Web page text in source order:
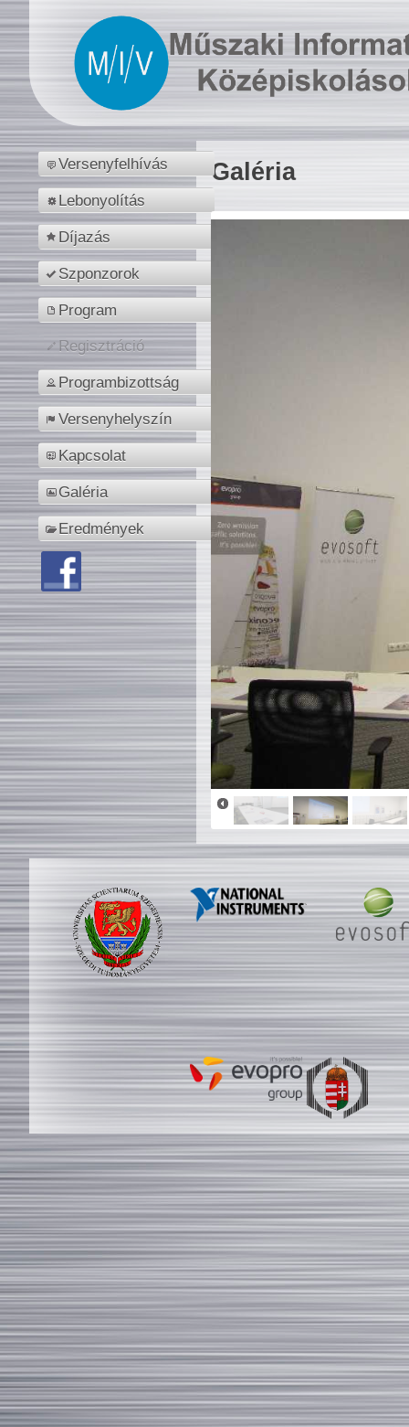
Versenyfelhívás
Lebonyolítás
Díjazás
Szponzorok
Program
Regisztráció
Programbizottság
Versenyhelyszín
Kapcsolat
Galéria
Eredmények
Galéria